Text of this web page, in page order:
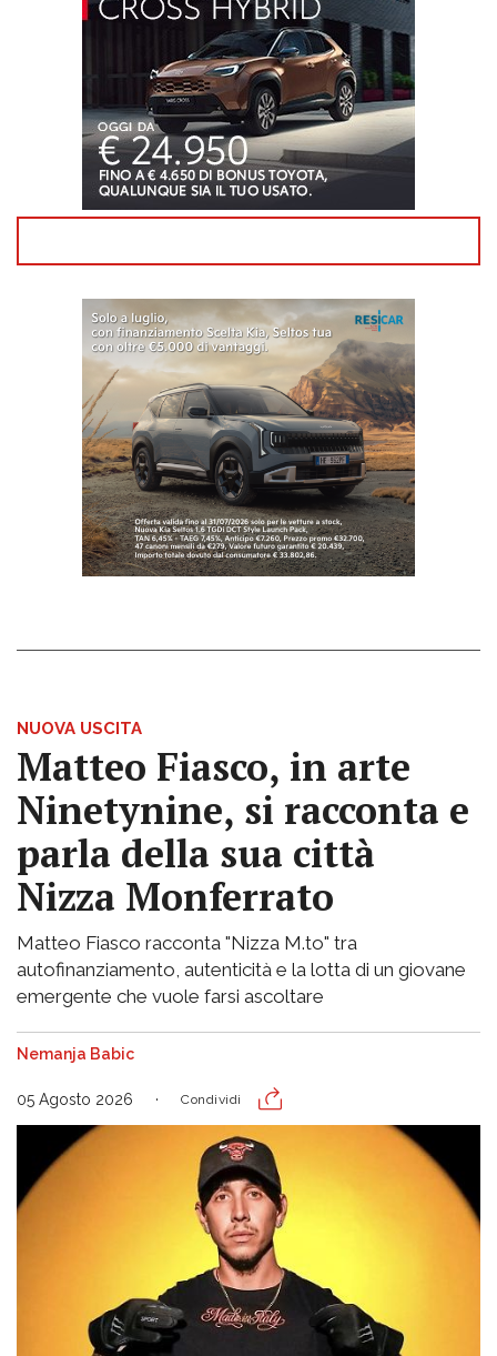
NUOVA USCITA
Matteo Fiasco, in arte
Ninetynine, si racconta e
parla della sua città
Nizza Monferrato
Matteo Fiasco racconta "Nizza M.to" tra
autofinanziamento, autenticità e la lotta di un giovane
emergente che vuole farsi ascoltare
Nemanja Babic
05 Agosto 2026 Condividi